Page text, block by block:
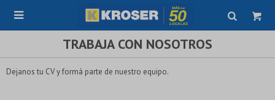

TRABAJA CON NOSOTROS
Dejanos tu CV y formá parte de nuestro equipo.